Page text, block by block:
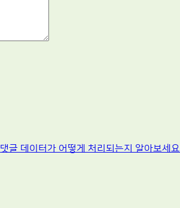
댓글 데이터가 어떻게 처리되는지 알아보세요.